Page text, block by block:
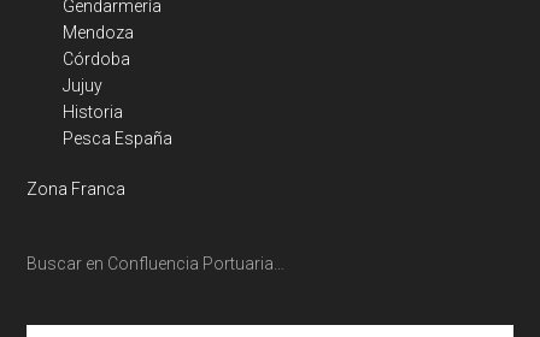
Gendarmería
Mendoza
Córdoba
Jujuy
Historia
Pesca España
Zona Franca
Buscar en Confluencia Portuaria…